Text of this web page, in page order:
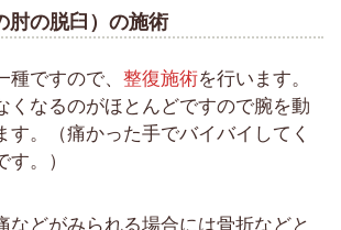
肘の脱臼）の施術
ですので、 整復施術を行います。
くなるのがほとんどですので腕を動
す。（痛かった手でバイバイしてく
。）
などがみられる場合には骨折などと